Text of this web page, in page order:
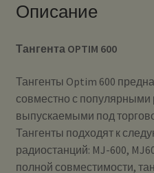
Описание
Тангента OPTIM 600
Тангенты Optim 600
совместно с
выпускаемыми под
Тангенты подходят к
радиостанций: MJ-600,
полной совместимости,